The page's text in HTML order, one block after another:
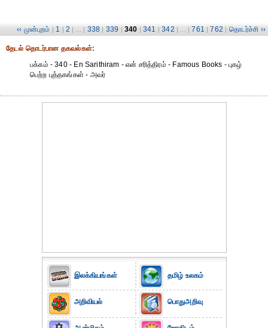
‹‹ முன்புறம் | 1 | 2 | ... | 338 | 339 | 340 | 341 | 342 | ... | 761 | 762 | தொடர்ச்சி ››
தேட‌ல் தொட‌ர்பான தகவ‌ல்க‌ள்:
பக்கம் - 340 - En Sarithiram - என் சரித்திரம் - Famous Books - புகழ்
பெற்ற புத்தகங்கள் - அவர்
இலக்கியங்கள்
அறிவியல்
தமிழ் உலகம்
பொதுஅறிவு